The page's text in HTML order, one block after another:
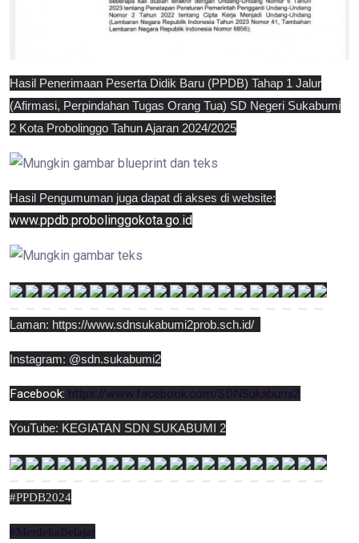
Hasil Penerimaan Peserta Didik Baru (PPDB) Tahap 1 Jalur
(Afirmasi, Perpindahan Tugas Orang Tua) SD Negeri Sukabumi
2 Kota Probolinggo Tahun Ajaran 2024/2025
Hasil Pengumuman juga dapat di akses di website:
www.ppdb.probolinggokota.go.id
Laman: https://www.sdnsukabumi2prob.sch.id/
Instagram: @sdn.sukabumi2
Facebook: https://www.facebook.com/SDNSukabumi2
YouTube: KEGIATAN SDN SUKABUMI 2
#PPDB2024
#MerdekaBelajar